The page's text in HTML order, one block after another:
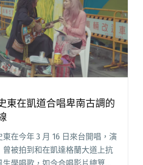
個人」帶來演出"
東在凱道合唱卑南古調的
在今年 3 月 16 日來台開唱，演
曾被拍到和在凱達格蘭大道上抗
學唱歌，如今合唱影片總算正